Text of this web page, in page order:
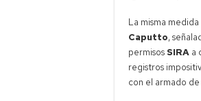
La misma
Caputto,
permisos SIRA a
registros
con el armado